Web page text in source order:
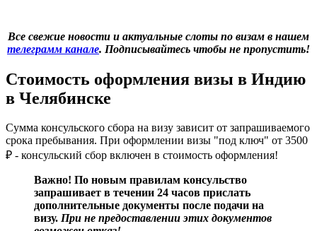
Все свежие новости и актуальные слоты по визам в нашем
телеграмм канале. Подписывайтесь чтобы не пропустить!
Стоимость оформления визы в Индию
в Челябинске
Сумма консульского сбора на визу зависит от запрашиваемого
срока пребывания. При оформлении визы "под ключ" от 3500
₽ - консульский сбор включен в стоимость оформления!
Важно! По новым правилам консульство
запрашивает в течении 24 часов прислать
дополнительные документы после подачи на
визу. При не предоставлении этих документов